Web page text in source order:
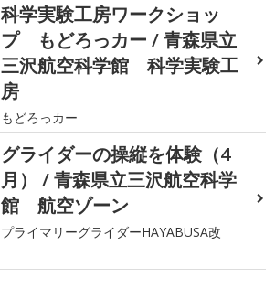
科学実験工房ワークショッ
プ もどろっカー / 青森県立
三沢航空科学館 科学実験工
房
もどろっカー
グライダーの操縦を体験（4
月） / 青森県立三沢航空科学
館 航空ゾーン
プライマリーグライダーHAYABUSA改